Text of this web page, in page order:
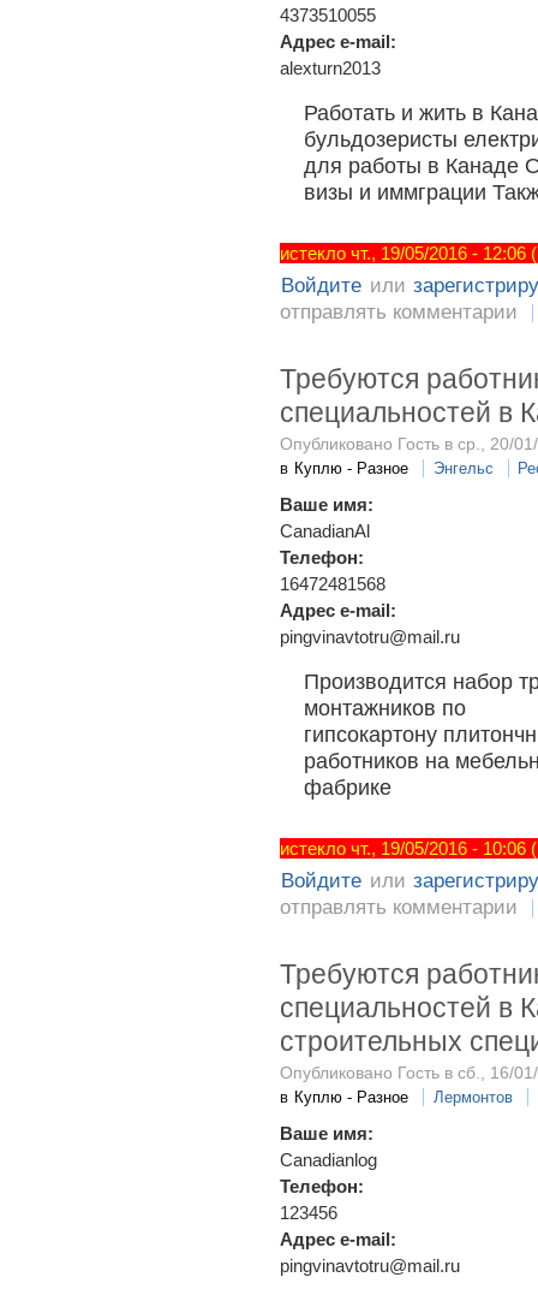
4373510055
Адрес e-mail:
alexturn2013
Работать и жить в
бульдозеристы
для работы в Канаде
визы и иммграции
истекло чт., 19/05/2016 -
Войдите или
отправлять комментарии
Требуются
специальностей в
Опубликовано Гость в ср., 20/
в Куплю - Разное Энгельс
Ваше имя:
CanadianAl
Телефон:
16472481568
Адрес e-mail:
pingvinavtotru@mail.ru
Производится набор
монтажников по
гипсокартону
работников на
фабрике
истекло чт., 19/05/2016 -
Войдите или
отправлять комментарии
Требуются
специальностей в
строительныx
Опубликовано Гость в сб., 16/
в Куплю - Разное Лермонтов
Ваше имя:
Canadianlog
Телефон:
123456
Адрес e-mail:
pingvinavtotru@mail.ru